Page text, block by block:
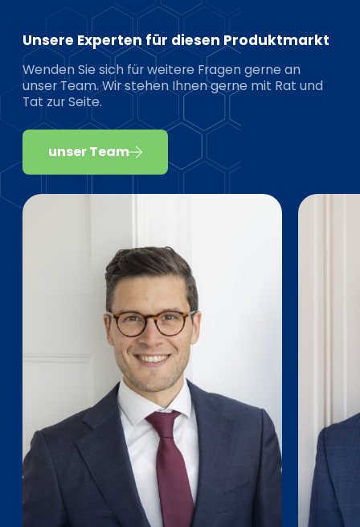
Unsere Experten für diesen Produktmarkt
Wenden Sie sich für weitere Fragen gerne an
unser Team. Wir stehen Ihnen gerne mit Rat und
Tat zur Seite.
unser Team